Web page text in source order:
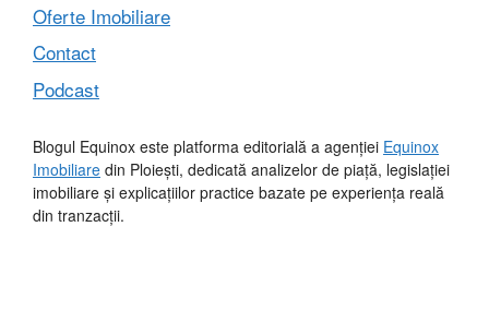
Oferte Imobiliare
Contact
Podcast
Blogul Equinox este platforma editorială a agenției Equinox
Imobiliare din Ploiești, dedicată analizelor de piață, legislației
imobiliare și explicațiilor practice bazate pe experiența reală
din tranzacții.